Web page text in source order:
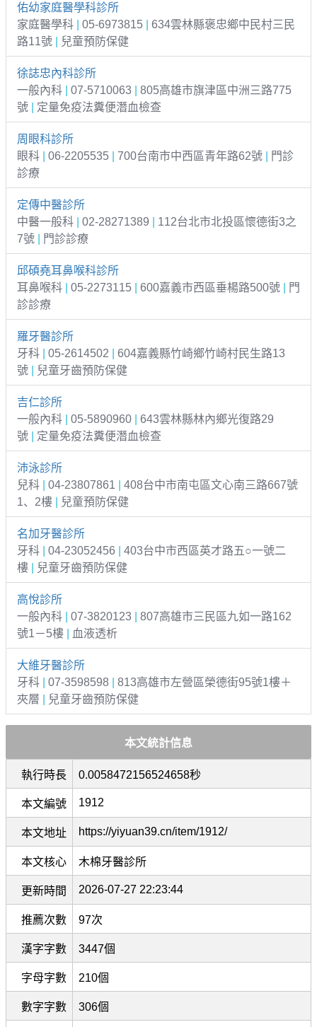
佑幼家庭醫學科診所
家庭醫學科
05-6973815
634雲林縣褒忠鄉中民村三民
路11號
兒童預防保健
徐誌忠內科診所
一般內科
07-5710063
805高雄市旗津區中洲三路775
號
定量免疫法糞便潛血檢查
周眼科診所
眼科
06-2205535 700台南市中西區青年路62號
門診
診療
定傳中醫診所
中醫一般科
02-28271389
112台北市北投區懷德街3之
7號
門診診療
邱碩堯耳鼻喉科診所
耳鼻喉科
05-2273115 600嘉義市西區垂楊路500號
門
診診療
羅牙醫診所
牙科
05-2614502
604嘉義縣竹崎鄉竹崎村民生路13
號
兒童牙齒預防保健
吉仁診所
一般內科
05-5890960
643雲林縣林內鄉光復路29
號
定量免疫法糞便潛血檢查
沛泳診所
兒科
04-23807861
408台中市南屯區文心南三路667號
1、2樓
兒童預防保健
名加牙醫診所
牙科
04-23052456
403台中市西區英才路五○一號二
樓
兒童牙齒預防保健
高悅診所
一般內科
07-3820123
807高雄市三民區九如一路162
號1－5樓
血液透析
大維牙醫診所
牙科
07-3598598
813高雄市左營區榮德街95號1樓＋
夾層
兒童牙齒預防保健
本文統計信息
執行時長 0.0058472156524658秒
本文編號 1912
本文地址 https://yiyuan39.cn/item/1912/
本文核心 木棉牙醫診所
更新時間 2026-07-27 22:23:44
推薦次數 97次
漢字字數 3447個
字母字數 210個
數字字數 306個